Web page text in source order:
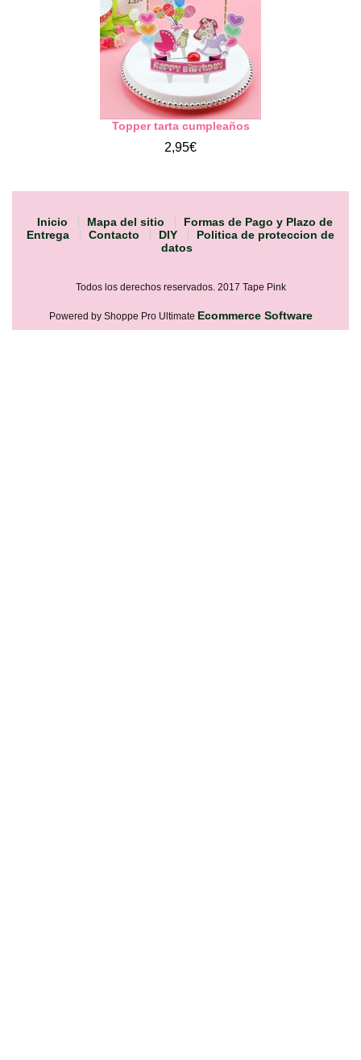
Topper tarta cumpleaños
2,95€
Inicio Mapa del sitio
Formas de Pago y Plazo de
Entrega
Contacto DIY
Politica de proteccion de
datos
Todos los derechos reservados. 2017 Tape Pink
Powered by Shoppe Pro Ultimate Ecommerce Software